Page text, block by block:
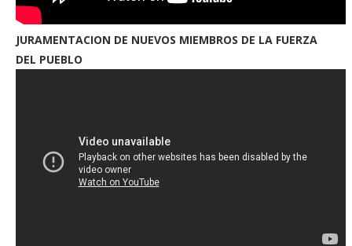
JURAMENTACION DE NUEVOS MIEMBROS DE LA FUERZA
DEL PUEBLO